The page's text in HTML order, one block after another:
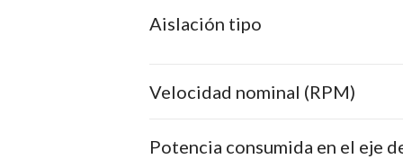
Aislación tipo
Velocidad nominal (RPM)
Potencia consumida en el eje